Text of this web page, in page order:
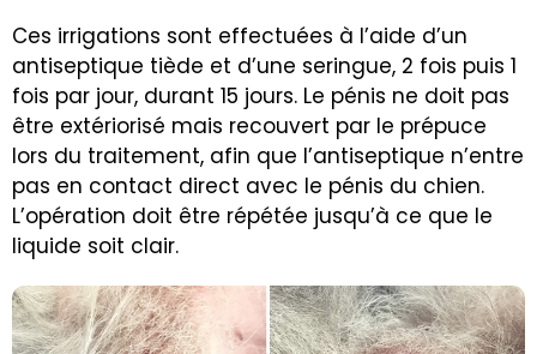
Ces irrigations sont effectuées à l’aide d’un
antiseptique tiède et d’une seringue, 2 fois puis 1
fois par jour, durant 15 jours. Le pénis ne doit pas
être extériorisé mais recouvert par le prépuce
lors du traitement, afin que l’antiseptique n’entre
pas en contact direct avec le pénis du chien.
L’opération doit être répétée jusqu’à ce que le
liquide soit clair.